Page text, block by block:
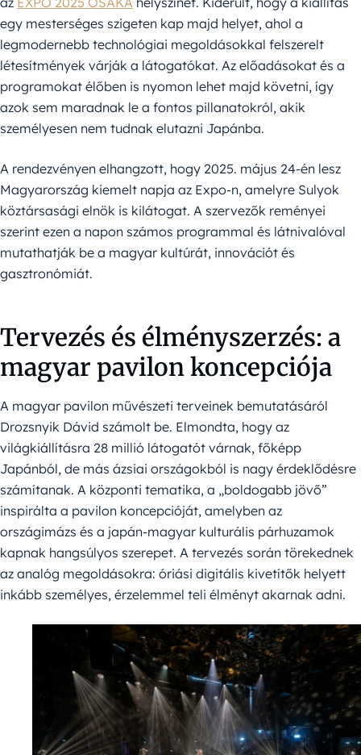
egy mesterséges szigeten kap majd helyet, ahol a
legmodernebb technológiai megoldásokkal felszerelt
létesítmények várják a látogatókat. Az előadásokat és a
programokat élőben is nyomon lehet majd követni, így
azok sem maradnak le a fontos pillanatokról, akik
személyesen nem tudnak elutazni Japánba.
A rendezvényen elhangzott, hogy 2025. május 24-én lesz
Magyarország kiemelt napja az Expo-n, amelyre Sulyok
köztársasági elnök is kilátogat. A szervezők reményei
szerint ezen a napon számos programmal és látnivalóval
mutathatják be a magyar kultúrát, innovációt és
gasztronómiát.
Tervezés és élményszerzés: a
magyar pavilon koncepciója
A magyar pavilon művészeti terveinek bemutatásáról
Drozsnyik Dávid számolt be. Elmondta, hogy az
világkiállításra 28 millió látogatót várnak, főképp
Japánból, de más ázsiai országokból is nagy érdeklődésre
számítanak. A központi tematika, a „boldogabb jövő”
inspirálta a pavilon koncepcióját, amelyben az
országimázs és a japán-magyar kulturális párhuzamok
kapnak hangsúlyos szerepet. A tervezés során törekednek
az analóg megoldásokra: óriási digitális kivetítők helyett
inkább személyes, érzelemmel teli élményt akarnak adni.